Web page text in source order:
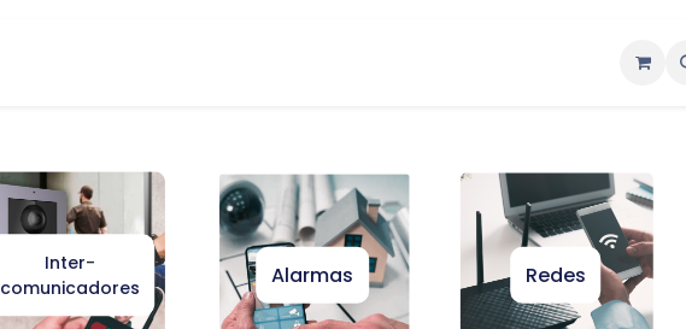
Inter-
comunicadores
Alarmas Redes